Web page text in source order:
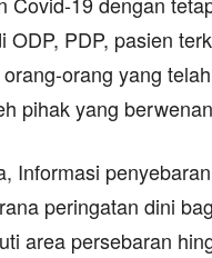
ODP, PDP, pasien
orang yang
pihak yang
Informasi
peringatan dini
area persebaran